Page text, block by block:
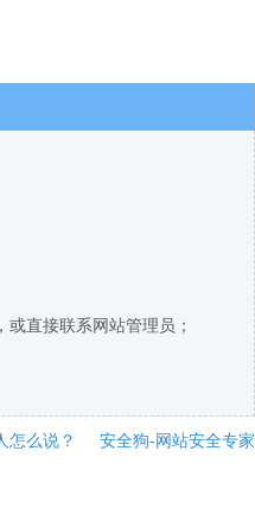
直接联系网站管理员；
怎么说？ 安全狗-网站安全专家